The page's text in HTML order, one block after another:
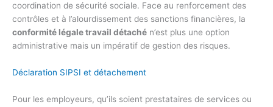
coordination de sécurité sociale. Face au renforcement des
contrôles et à l’alourdissement des sanctions financières, la
conformité légale travail détaché n’est plus une option
administrative mais un impératif de gestion des risques.
Déclaration SIPSI et détachement
Pour les employeurs, qu’ils soient prestataires de services ou